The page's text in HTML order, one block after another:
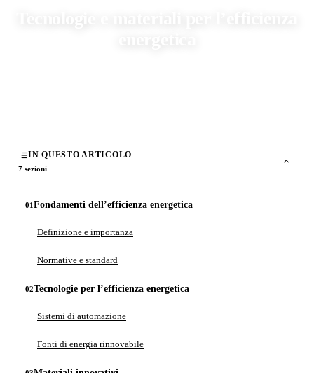
IN QUESTO ARTICOLO
7 sezioni
Fondamenti dell’efficienza energetica
Definizione e importanza
Normative e standard
Tecnologie per l’efficienza energetica
Sistemi di automazione
Fonti di energia rinnovabile